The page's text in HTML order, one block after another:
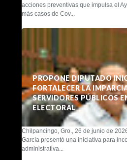
acciones preventivas que impulsa el
más casos de Cov...
PROPONE DIPUTADO
FORTALECER LA
SERVIDORES PÚBLICOS
ELECTORAL
Chilpancingo, Gro., 26 de junio de
García presentó una iniciativa para
administrativa...